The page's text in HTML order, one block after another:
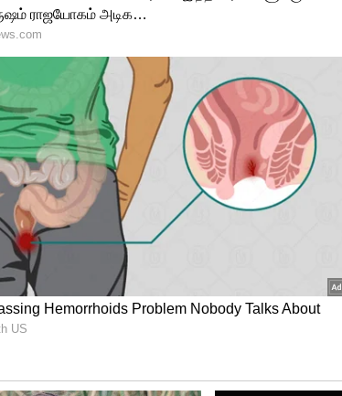
ஒன்றாகப் பேசிக்கொண்டிருப்பதைக்
என்று தெரிவிக்கப்படவில்லை.
கூட்டணிச் சேர்ந்த இரண்டு
எதிர்கொள்ள உள்ளன. காங்கிரஸ்
தேர்தலில் வெற்றி பெற
பன்சால் ட்விட்டரில் பதிவிட்டிருந்தார்.
நாங்கள் ஒன்றாக இணைந்து மூன்று
மூலம் நாட்டில் பாஜகவின் ஜனநாயக
என்றும் அவர் பதிவிட்டுள்ளார்.
தேர்தலில் ஆம் ஆத்மி கட்சி மேயர்
மேயர் மற்றும் துணை மேயர் பதவிகளுக்கு
ஆம் ஆத்மி தலைவர் அரவிந்த் கெஜ்ரிவால்